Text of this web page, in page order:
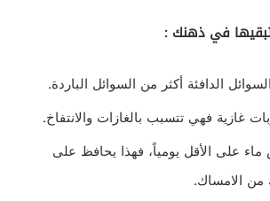
في ذهنك :
الدافئة أكثر من السوائل الباردة.
غازية فهي تتسبب بالغازات والانتفاخ.
ماء على الأقل يومياً، فهذا يحافظ على
من الامساك.